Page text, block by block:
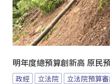
明年度總預算創新高 原民
政經 立法院 立法院預算